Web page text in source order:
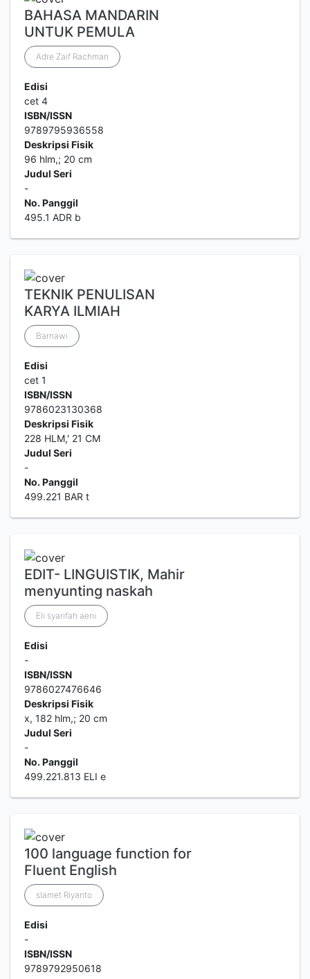
BAHASA MANDARIN
UNTUK PEMULA
Adre Zaif Rachman
Edisi
cet 4
ISBN/ISSN
9789795936558
Deskripsi Fisik
96 hlm,; 20 cm
Judul Seri
-
No. Panggil
495.1 ADR b
TEKNIK PENULISAN
KARYA ILMIAH
Barnawi
Edisi
cet 1
ISBN/ISSN
9786023130368
Deskripsi Fisik
228 HLM,' 21 CM
Judul Seri
-
No. Panggil
499.221 BAR t
EDIT- LINGUISTIK, Mahir
menyunting naskah
Eli syarifah aeni
Edisi
-
ISBN/ISSN
9786027476646
Deskripsi Fisik
x, 182 hlm,; 20 cm
Judul Seri
-
No. Panggil
499.221.813 ELI e
100 language function for
Fluent English
slamet Riyanto
Edisi
-
ISBN/ISSN
9789792950618